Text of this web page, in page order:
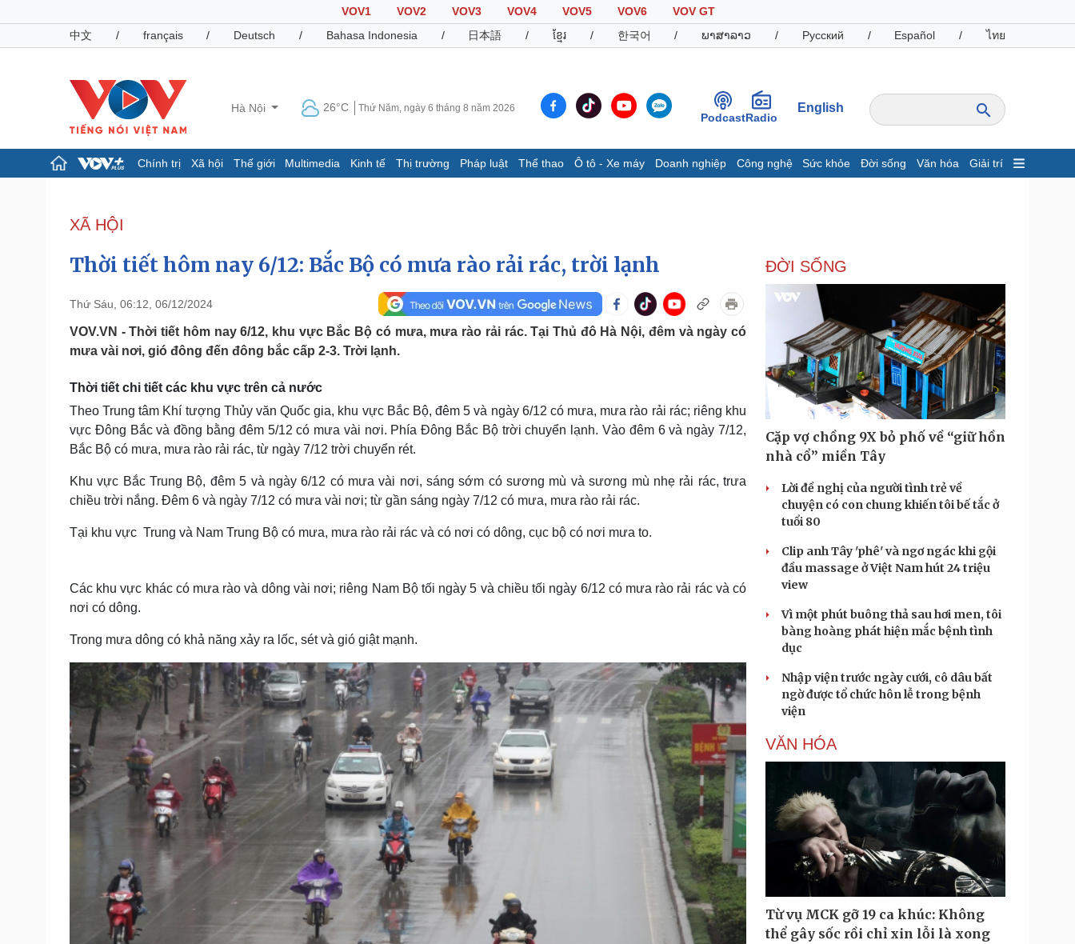
VOV1 VOV2 VOV3 VOV4 VOV5 VOV6
VOV GT
中文
/ français / Deutsch / Bahasa Indonesia / 日本語 / ខ្មែរ / 한국어 / ພາສາລາວ / Русский / Español / ไทย
Hà Nội 26°C Thứ Năm, ngày 6 tháng 8 năm 2026
PodcastRadio
English
Chính trị Xã hội Thế giới Multimedia Kinh tế Thị trường Pháp luật Thể thao Ô tô - Xe máy Doanh nghiệp Công nghệ Sức khỏe Đời sống Văn hóa Giải trí
Đảng
Tổ chức nhân sự
Nhận diện sự thật
Dấu ấn VOV
Infographic
Giá cà phê
Pháp luật
Vụ án
Tư vấn luật
Quân sự - Quốc phòng
Vũ khí
Phân tích
Thể thao
Bóng đá
Hậu trường
Ô tô - Xe máy
Doanh nghiệp
Thông tin doanh nghiệp
Doanh nghiệp 24h
Doanh nhân
Công nghệ
Sành điệu
Tin Công nghệ
Trải nghiệm
Chuyển đổi số
Sức khỏe
Cây thuốc
Sản phụ khoa
Nam khoa
Ăn sạch sống khỏe
Đời sống
Blog
Tình yêu - Gia đình
Văn hóa
Văn học
Âm nhạc
Thời trang
Sao Việt
Săn Tour
Podcast
Câu chuyện thời sự
Đọc truyện đêm khuya
Cửa sổ tình yêu
Cải chính
XÃ HỘI
Thời tiết hôm nay 6/12: Bắc Bộ có mưa rào rải rác, trời lạnh
Thứ Sáu, 06:12, 06/12/2024
VOV.VN - Thời tiết hôm nay 6/12, khu vực Bắc Bộ có mưa, mưa rào rải rác. Tại Thủ đô Hà Nội, đêm và ngày có
mưa vài nơi, gió đông đến đông bắc cấp 2-3. Trời lạnh.
Thời tiết chi tiết các khu vực trên cả nước
Theo Trung tâm Khí tượng Thủy văn Quốc gia, khu vực Bắc Bộ, đêm 5 và ngày 6/12 có mưa, mưa rào rải rác; riêng khu
vực Đông Bắc và đồng bằng đêm 5/12 có mưa vài nơi. Phía Đông Bắc Bộ trời chuyển lạnh. Vào đêm 6 và ngày 7/12,
Bắc Bộ có mưa, mưa rào rải rác, từ ngày 7/12 trời chuyển rét.
Khu vực Bắc Trung Bộ, đêm 5 và ngày 6/12 có mưa vài nơi, sáng sớm có sương mù và sương mù nhẹ rải rác, trưa
chiều trời nắng. Đêm 6 và ngày 7/12 có mưa vài nơi; từ gần sáng ngày 7/12 có mưa, mưa rào rải rác.
Tại khu vực Trung và Nam Trung Bộ có mưa, mưa rào rải rác và có nơi có dông, cục bộ có nơi mưa to.
Các khu vực khác có mưa rào và dông vài nơi; riêng Nam Bộ tối ngày 5 và chiều tối ngày 6/12 có mưa rào rải rác và có
nơi có dông.
Trong mưa dông có khả năng xảy ra lốc, sét và gió giật mạnh.
ĐỜI SỐNG
Cặp vợ chồng 9X bỏ phố về “giữ hồn
nhà cổ” miền Tây
Lời đề nghị của người tình trẻ về
chuyện có con chung khiến tôi bế tắc ở
tuổi 80
Clip anh Tây 'phê' và ngơ ngác khi gội
đầu massage ở Việt Nam hút 24 triệu
view
Vì một phút buông thả sau hơi men, tôi
bàng hoàng phát hiện mắc bệnh tình
dục
Nhập viện trước ngày cưới, cô dâu bất
ngờ được tổ chức hôn lễ trong bệnh
viện
VĂN HÓA
Từ vụ MCK gỡ 19 ca khúc: Không
thể gây sốc rồi chỉ xin lỗi là xong